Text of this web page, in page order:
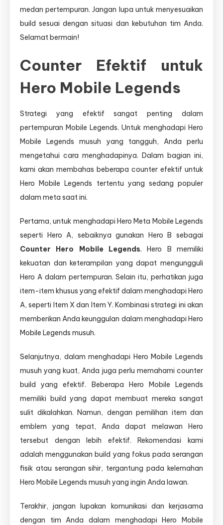
medan pertempuran. Jangan lupa untuk menyesuaikan
build sesuai dengan situasi dan kebutuhan tim Anda.
Selamat bermain!
Counter Efektif untuk
Hero Mobile Legends
Strategi yang efektif sangat penting dalam
pertempuran Mobile Legends. Untuk menghadapi Hero
Mobile Legends musuh yang tangguh, Anda perlu
mengetahui cara menghadapinya. Dalam bagian ini,
kami akan membahas beberapa counter efektif untuk
Hero Mobile Legends tertentu yang sedang populer
dalam meta saat ini.
Pertama, untuk menghadapi Hero Meta Mobile Legends
seperti Hero A, sebaiknya gunakan Hero B sebagai
Counter Hero Mobile Legends. Hero B memiliki
kekuatan dan keterampilan yang dapat mengungguli
Hero A dalam pertempuran. Selain itu, perhatikan juga
item-item khusus yang efektif dalam menghadapi Hero
A, seperti Item X dan Item Y. Kombinasi strategi ini akan
memberikan Anda keunggulan dalam menghadapi Hero
Mobile Legends musuh.
Selanjutnya, dalam menghadapi Hero Mobile Legends
musuh yang kuat, Anda juga perlu memahami counter
build yang efektif. Beberapa Hero Mobile Legends
memiliki build yang dapat membuat mereka sangat
sulit dikalahkan. Namun, dengan pemilihan item dan
emblem yang tepat, Anda dapat melawan Hero
tersebut dengan lebih efektif. Rekomendasi kami
adalah menggunakan build yang fokus pada serangan
fisik atau serangan sihir, tergantung pada kelemahan
Hero Mobile Legends musuh yang ingin Anda lawan.
Terakhir, jangan lupakan komunikasi dan kerjasama
dengan tim Anda dalam menghadapi Hero Mobile